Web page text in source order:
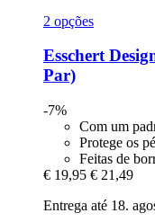
2 opções
Esschert
Par)
-7%
Com um
Protege os
Feitas de
€ 19,95 € 21,49
Entrega até 18.